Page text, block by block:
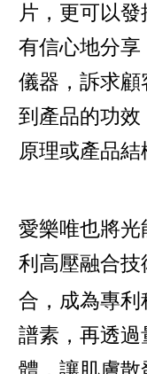
片，更可以
有信心地分享
儀器，訴求顧
到產品的功
原理或產品結
愛樂唯也將
利高壓融合
合，成為專利
譜素，再透
體，讓肌膚